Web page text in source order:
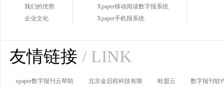
我们的优势
企业文化
Xpaper移动阅读数字报系统
Xpaper手机报系统
友情链接 / LINK
xpaper数字报刊云帮助 北京金启程科技有限 蛙盟云 数字报刊软